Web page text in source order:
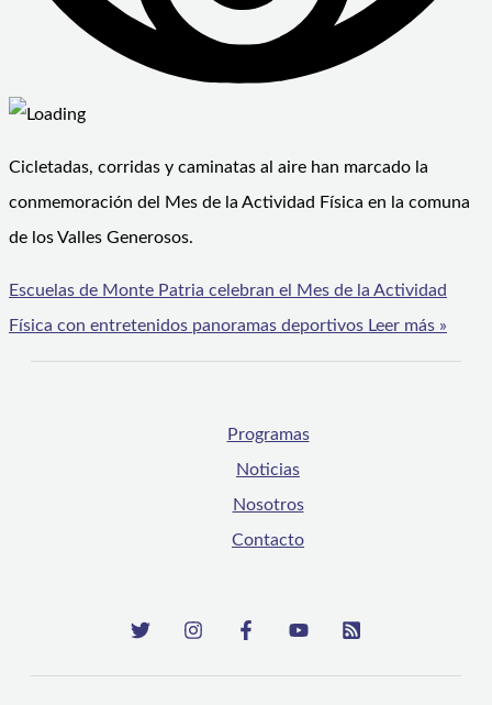
Cicletadas, corridas y caminatas al aire han marcado la
conmemoración del Mes de la Actividad Física en la comuna
de los Valles Generosos.
Escuelas de Monte Patria celebran el Mes de la Actividad
Física con entretenidos panoramas deportivos Leer más »
Programas
Noticias
Nosotros
Contacto